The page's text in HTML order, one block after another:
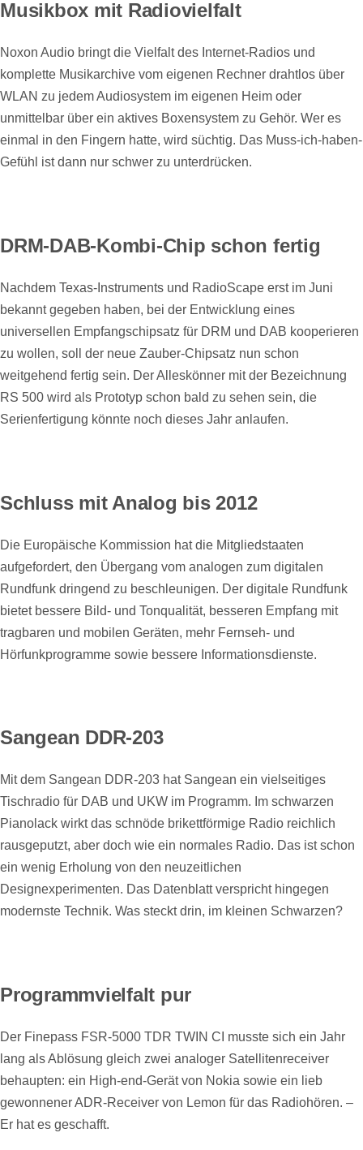
Musikbox mit Radiovielfalt
Noxon Audio bringt die Vielfalt des Internet-Radios und
komplette Musikarchive vom eigenen Rechner drahtlos über
WLAN zu jedem Audiosystem im eigenen Heim oder
unmittelbar über ein aktives Boxensystem zu Gehör. Wer es
einmal in den Fingern hatte, wird süchtig. Das Muss-ich-haben-
Gefühl ist dann nur schwer zu unterdrücken.
DRM-DAB-Kombi-Chip schon fertig
Nachdem Texas-Instruments und RadioScape erst im Juni
bekannt gegeben haben, bei der Entwicklung eines
universellen Empfangschipsatz für DRM und DAB kooperieren
zu wollen, soll der neue Zauber-Chipsatz nun schon
weitgehend fertig sein. Der Alleskönner mit der Bezeichnung
RS 500 wird als Prototyp schon bald zu sehen sein, die
Serienfertigung könnte noch dieses Jahr anlaufen.
Schluss mit Analog bis 2012
Die Europäische Kommission hat die Mitgliedstaaten
aufgefordert, den Übergang vom analogen zum digitalen
Rundfunk dringend zu beschleunigen. Der digitale Rundfunk
bietet bessere Bild- und Tonqualität, besseren Empfang mit
tragbaren und mobilen Geräten, mehr Fernseh- und
Hörfunkprogramme sowie bessere Informationsdienste.
Sangean DDR-203
Mit dem Sangean DDR-203 hat Sangean ein vielseitiges
Tischradio für DAB und UKW im Programm. Im schwarzen
Pianolack wirkt das schnöde brikettförmige Radio reichlich
rausgeputzt, aber doch wie ein normales Radio. Das ist schon
ein wenig Erholung von den neuzeitlichen
Designexperimenten. Das Datenblatt verspricht hingegen
modernste Technik. Was steckt drin, im kleinen Schwarzen?
Programmvielfalt pur
Der Finepass FSR-5000 TDR TWIN CI musste sich ein Jahr
lang als Ablösung gleich zwei analoger Satellitenreceiver
behaupten: ein High-end-Gerät von Nokia sowie ein lieb
gewonnener ADR-Receiver von Lemon für das Radiohören. –
Er hat es geschafft.